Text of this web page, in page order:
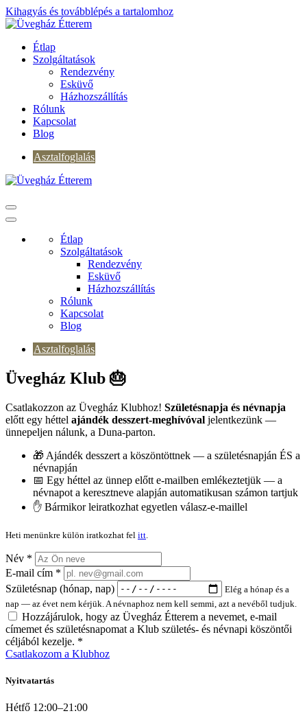
Kihagyás és továbblépés a tartalomhoz
Étlap
Szolgáltatások
Rendezvény
Esküvő
Házhozszállítás
Rólunk
Kapcsolat
Blog
Asztalfoglalás
Étlap
Szolgáltatások
Rendezvény
Esküvő
Házhozszállítás
Rólunk
Kapcsolat
Blog
Asztalfoglalás
Üvegház Klub 🎂
Csatlakozzon az Üvegház Klubhoz! Születésnapja és névnapja
előtt egy héttel ajándék desszert-meghívóval jelentkezünk —
ünnepeljen nálunk, a Duna-parton.
🎁 Ajándék desszert a köszöntöttnek — a születésnapján ÉS a
névnapján
📅 Egy héttel az ünnep előtt e-mailben emlékeztetjük — a
névnapot a keresztneve alapján automatikusan számon tartjuk
✋ Bármikor leiratkozhat egyetlen válasz-e-maillel
Heti menünkre külön iratkozhat fel itt
Név *
E-mail cím *
Születésnap (hónap, nap)
Elég a hónap és a
nap — az évet nem kérjük. A névnaphoz nem kell semmi, azt a nevéből tudjuk.
Hozzájárulok, hogy az Üvegház Étterem a nevemet, e-mail
címemet és születésnapomat a Klub születés- és névnapi köszöntői
céljából kezelje. *
Csatlakozom a Klubhoz
Nyitvatartás
Hétfő 12:00–21:00